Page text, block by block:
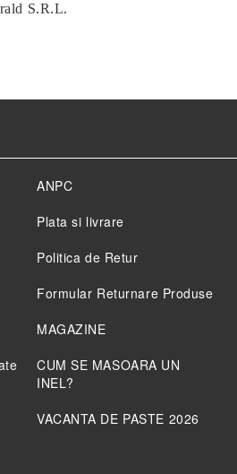
S.R.L.
ANPC
Plata si livrare
Politica de Retur
Formular Returnare Produse
MAGAZINE
CUM SE MASOARA UN
INEL?
VACANTA DE PASTE 2026